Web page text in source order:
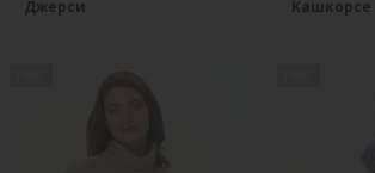
Джерси Кашкорсе